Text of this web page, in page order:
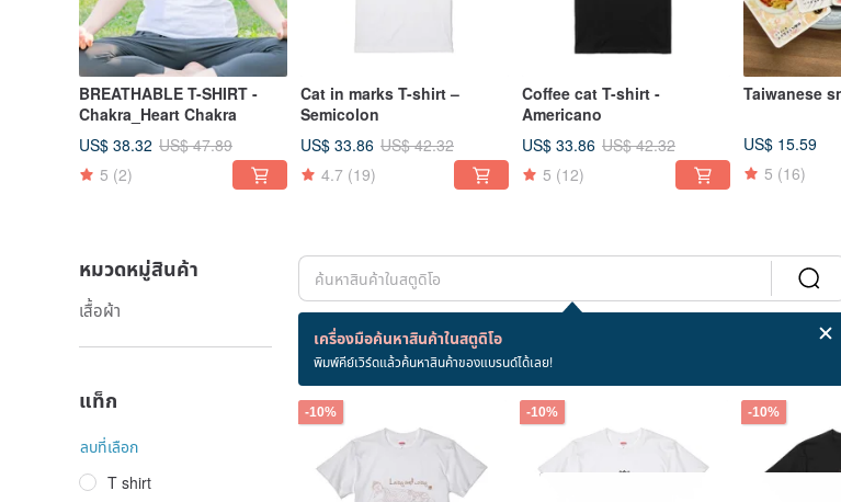
BREATHABLE T-SHIRT -
Chakra_Heart Chakra
US$ 38.32 US$ 47.89
5 (2)
Cat in marks T-shirt –
Semicolon
US$ 33.86 US$ 42.32
4.7 (19)
Coffee cat T-shirt -
Americano
US$ 33.86 US$ 42.32
5 (12)
Taiwanese
US$ 15.59
5 (16)
หมวดหมู่สินค้า
เสื้อผ้า
แท็ก
ลบที่เลือก
T shirt
เครื่องมือค้นหาสินค้าในสตูดิโอ
พิมพ์คีย์เวิร์ดแล้วค้นหาสินค้าของแบรนด์ได้เลย!
สินค้า 13 ชิ้น
พระพุทธเจ้า
-10% -10% -10%